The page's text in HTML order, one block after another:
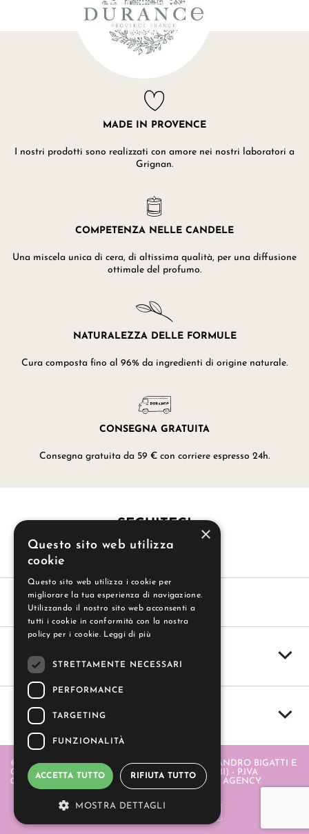
MADE IN PROVENCE
I nostri prodotti sono realizzati con amore nei nostri laboratori a
Grignan.
COMPETENZA NELLE CANDELE
Una miscela unica di cera, di altissima qualità, per una diffusione
ottimale del profumo.
NATURALEZZA DELLE FORMULE
Cura composta fino al 96% da ingredienti di origine naturale.
CONSEGNA GRATUITA
Consegna gratuita da 59 € con corriere espresso 24h.
SEGUITECI
SERVIZIO CLIENTI
IL MIO ACCOUNT
© 2004-2026 GUZZI SAS - GUZZI SAS DI ALESSANDRO BIGATTI E
C. - PIAZZA ITALIA 20 - 20064 GORGONZOLA (MI) - P.IVA
06580880968 . REALIZZATO DA
- APERION WEB AGENCY
×
Questo sito web utilizza
cookie
Questo sito web utilizza i cookie per
migliorare la tua esperienza di navigazione.
Utilizzando il nostro sito web acconsenti a
tutti i cookie in conformità con la nostra
policy per i cookie. Leggi di più
STRETTAMENTE NECESSARI
PERFORMANCE
TARGETING
FUNZIONALITÀ
ACCETTA TUTTO RIFIUTA TUTTO
MOSTRA DETTAGLI